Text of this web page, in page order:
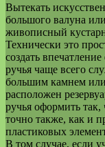
Вытекать
большого валуна
живописный
Технически это
создать
ручья чаще всего
большим камнем
расположен
ручья оформить
точно также, как и
пластиковых
В том случае, если